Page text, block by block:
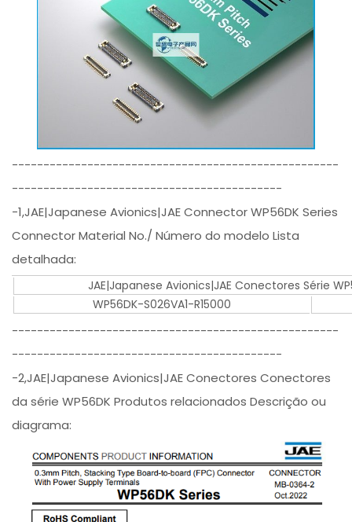
----------------------------------------------------
-------------------------------------------
-1,JAE|Japanese Avionics|JAE Connector WP56DK Series
Connector Material No./ Número do modelo Lista
detalhada:
JAE|Japanese Avionics|JAE Conectores Série
WP56DK-S026VA1-R15000
----------------------------------------------------
-------------------------------------------
-2,JAE|Japanese Avionics|JAE Conectores Conectores
da série WP56DK Produtos relacionados Descrição ou
diagrama: